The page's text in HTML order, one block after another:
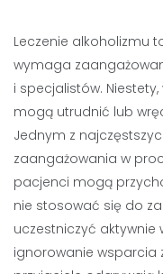
Leczenie alkoholizmu
wymaga
i specjalistów.
mogą utrudnić lub
Jednym z
zaangażowania w
pacjenci mogą
nie stosować się do
uczestniczyć
ignorowanie wsparcia